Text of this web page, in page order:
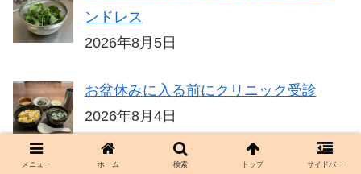
ンドレス
2026年8月5日
お盆休みに入る前にクリニック受診
2026年8月4日
メニュー ホーム 検索 トップ サイドバー